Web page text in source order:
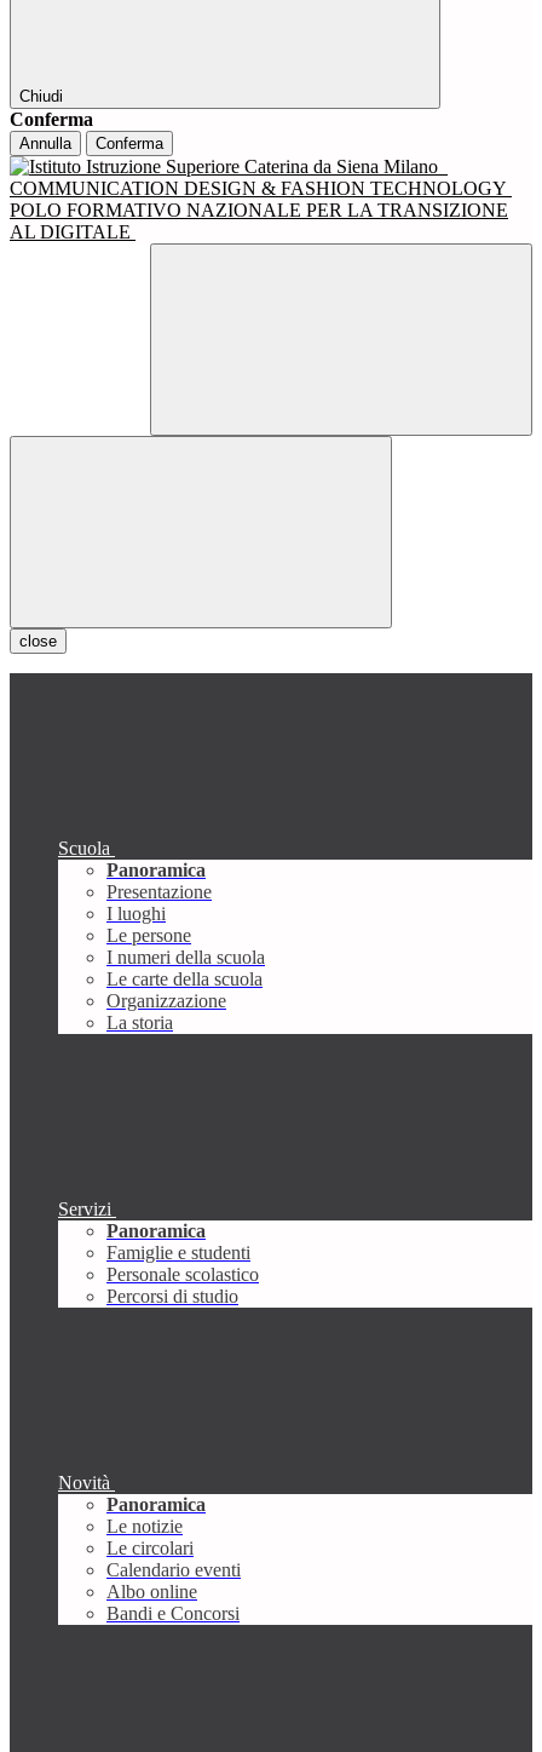
Chiudi
Conferma
Annulla Conferma
COMMUNICATION DESIGN & FASHION TECHNOLOGY
POLO FORMATIVO NAZIONALE PER LA TRANSIZIONE
AL DIGITALE
close
Scuola
Panoramica
Presentazione
I luoghi
Le persone
I numeri della scuola
Le carte della scuola
Organizzazione
La storia
Servizi
Panoramica
Famiglie e studenti
Personale scolastico
Percorsi di studio
Novità
Panoramica
Le notizie
Le circolari
Calendario eventi
Albo online
Bandi e Concorsi